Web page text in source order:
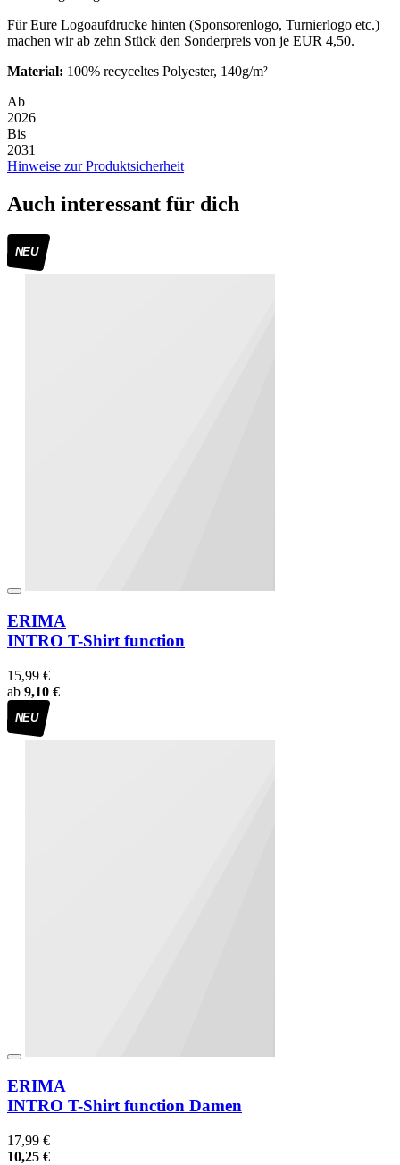
Für Eure Logoaufdrucke hinten (Sponsorenlogo, Turnierlogo etc.)
machen wir ab zehn Stück den Sonderpreis von je EUR 4,50.
Material: 100% recyceltes Polyester, 140g/m²
Ab
2026
Bis
2031
Hinweise zur Produktsicherheit
Auch interessant für dich
NEU
ERIMA
INTRO T-Shirt function
15,99 €
ab 9,10 €
NEU
ERIMA
INTRO T-Shirt function Damen
17,99 €
10,25 €